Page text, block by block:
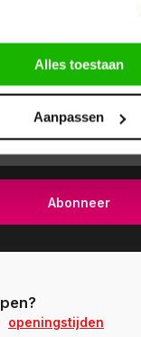
Alles toestaan
Aanpassen
Abonneer
openingstijden